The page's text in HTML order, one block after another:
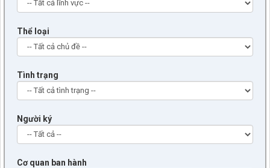
Thể loại
Tình trạng
Người ký
Cơ quan ban hành